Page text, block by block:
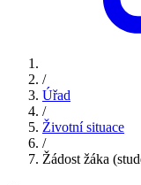
/
Úřad
/
Životní situace
/
Žádost žáka